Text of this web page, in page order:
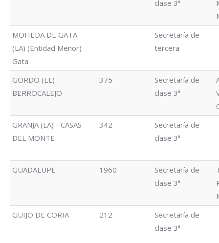
clase 3ª
MOHEDA DE GATA
(LA) (Entidad Menor)
Gata
Secretaría de
tercera
GORDO (EL) -
BERROCALEJO
375
Secretaría de
clase 3ª
GRANJA (LA) - CASAS
DEL MONTE
342
Secretaría de
clase 3ª
GUADALUPE 1960
Secretaría de
clase 3ª
GUIJO DE CORIA
212
Secretaría de
clase 3ª